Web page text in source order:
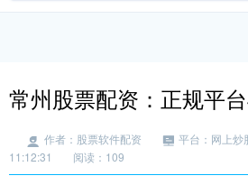
常州股票配资：正规平
作者：股票软件配资 平台：网上炒
11:12:31
阅读：109